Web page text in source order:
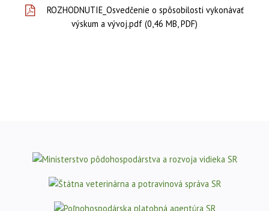
ROZHODNUTIE_Osvedčenie o spôsobilosti vykonávať
výskum a vývoj.pdf (0,46 MB, PDF)